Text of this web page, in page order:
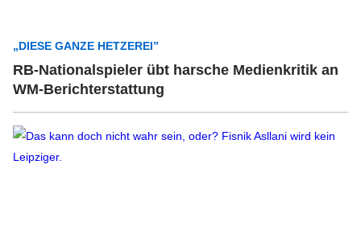
„DIESE GANZE HETZEREI”
RB-Nationalspieler übt harsche Medienkritik an
WM-Berichterstattung